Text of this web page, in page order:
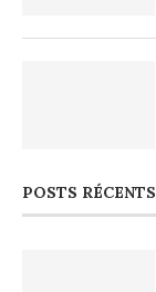
POSTS RÉCENTS